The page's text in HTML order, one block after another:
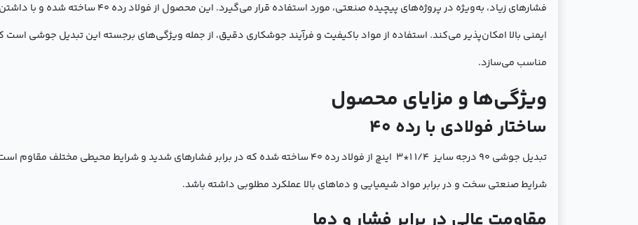
ایمنی بالا امکان‌پذیر می‌کند. استفاده از مواد باکیفیت و فرآیند جوشکاری دقیق، از جمله ویژگی‌های برجسته این تبدیل جوشی
مناسب می‌سازد.
ویژگی‌ها و مزایای محصول
ساختار فولادی با رده 40
تبدیل جوشی 90 درجه سایز 1/4 1*3 اینچ از فولاد رده 40 ساخته شده که در برابر فشارهای شدید و
شرایط صنعتی سخت و در برابر مواد شیمیایی و دماهای بالا عملکرد مطلوبی داشته باشد.